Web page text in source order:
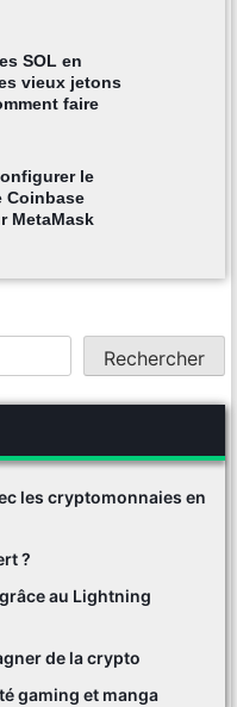
SOL en
vieux jetons
faire
le
Coinbase
MetaMask
Rechercher
les cryptomonnaies en
?
au Lightning
de la crypto
gaming et manga